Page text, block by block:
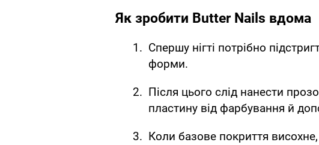
Як зробити Butter Nails вдома
Спершу нігті потрібно
форми.
Після цього слід нанести
пластину від фарбування й
Коли базове покриття